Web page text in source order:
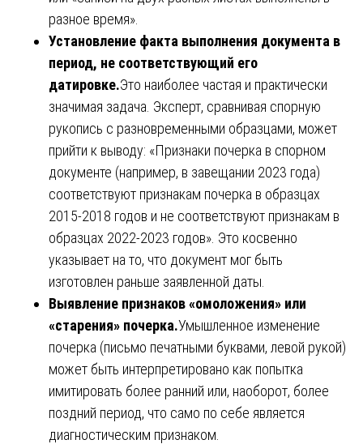
разное время».
Установление факта выполнения документа в
период, не соответствующий его
датировке.Это наиболее частая и практически
значимая задача. Эксперт, сравнивая спорную
рукопись с разновременными образцами, может
прийти к выводу: «Признаки почерка в спорном
документе (например, в завещании 2023 года)
соответствуют признакам почерка в образцах
2015-2018 годов и не соответствуют признакам в
образцах 2022-2023 годов». Это косвенно
указывает на то, что документ мог быть
изготовлен раньше заявленной даты.
Выявление признаков «омоложения» или
«старения» почерка.Умышленное изменение
почерка (письмо печатными буквами, левой рукой)
может быть интерпретировано как попытка
имитировать более ранний или, наоборот, более
поздний период, что само по себе является
диагностическим признаком.